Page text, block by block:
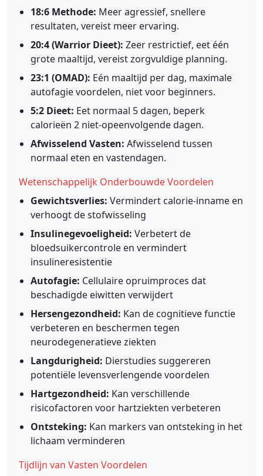
18:6 Methode: Meer agressief, snellere
resultaten, vereist meer ervaring.
20:4 (Warrior Dieet): Zeer restrictief, eet één
grote maaltijd, vereist zorgvuldige planning.
23:1 (OMAD): Eén maaltijd per dag, maximale
autofagie voordelen, niet voor beginners.
5:2 Dieet: Eet normaal 5 dagen, beperk
calorieën 2 niet-opeenvolgende dagen.
Afwisselend Vasten: Afwisselend tussen
normaal eten en vastendagen.
Wetenschappelijk Onderbouwde Voordelen
Gewichtsverlies: Vermindert calorie-inname en
verhoogt de stofwisseling
Insulinegevoeligheid: Verbetert de
bloedsuikercontrole en vermindert
insulineresistentie
Autofagie: Cellulaire opruimproces dat
beschadigde eiwitten verwijdert
Hersengezondheid: Kan de cognitieve functie
verbeteren en beschermen tegen
neurodegeneratieve ziekten
Langdurigheid: Dierstudies suggereren
potentiële levensverlengende voordelen
Hartgezondheid: Kan verschillende
risicofactoren voor hartziekten verbeteren
Ontsteking: Kan markers van ontsteking in het
lichaam verminderen
Tijdlijn van Vasten Voordelen